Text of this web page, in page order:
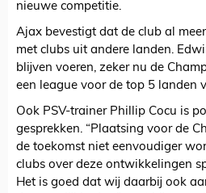
nieuwe competitie.
Ajax bevestigt dat de club al
met clubs uit andere landen.
blijven voeren, zeker nu de
een league voor de top 5 landen
Ook PSV-trainer Phillip Cocu is
gesprekken. “Plaatsing voor de
de toekomst niet eenvoudiger
clubs over deze ontwikkelingen
Het is goed dat wij daarbij ook